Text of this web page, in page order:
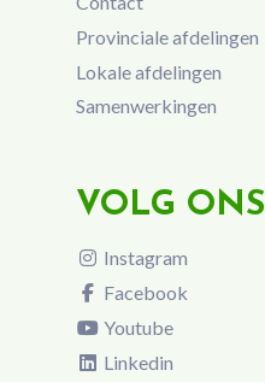
Provinciale afdelingen
Lokale afdelingen
Samenwerkingen
VOLG ONS
Instagram
Facebook
Youtube
Linkedin